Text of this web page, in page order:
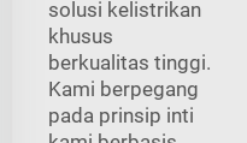
solusi kelistrikan
khusus
berkualitas tinggi.
Kami berpegang
pada prinsip inti